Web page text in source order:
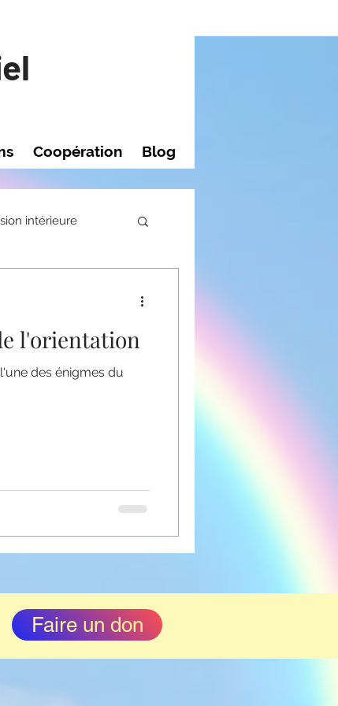
Coopération Blog
intérieure
l'orientation
des énigmes du
Faire un don